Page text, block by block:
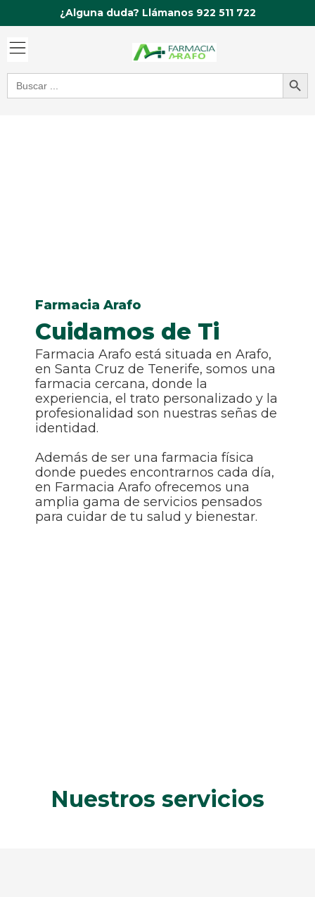
al
¿Alguna duda? Llámanos 922 511 722
Buscar: Botón de
Farmacia Arafo
Cuidamos de Ti
Farmacia Arafo está situada en Arafo,
en Santa Cruz de Tenerife, somos una
farmacia cercana, donde la
experiencia, el trato personalizado y la
profesionalidad son nuestras señas de
identidad.
Además de ser una farmacia física
donde puedes encontrarnos cada día,
en Farmacia Arafo ofrecemos una
amplia gama de servicios pensados
para cuidar de tu salud y bienestar.
Nuestros servicios